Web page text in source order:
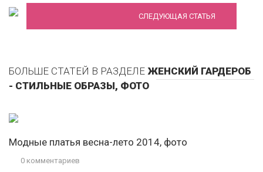
СЛЕДУЮЩАЯ СТАТЬЯ
БОЛЬШЕ СТАТЕЙ В РАЗДЕЛЕ ЖЕНСКИЙ ГАРДЕРОБ
- СТИЛЬНЫЕ ОБРАЗЫ, ФОТО
Модные платья весна-лето 2014, фото
0 комментариев